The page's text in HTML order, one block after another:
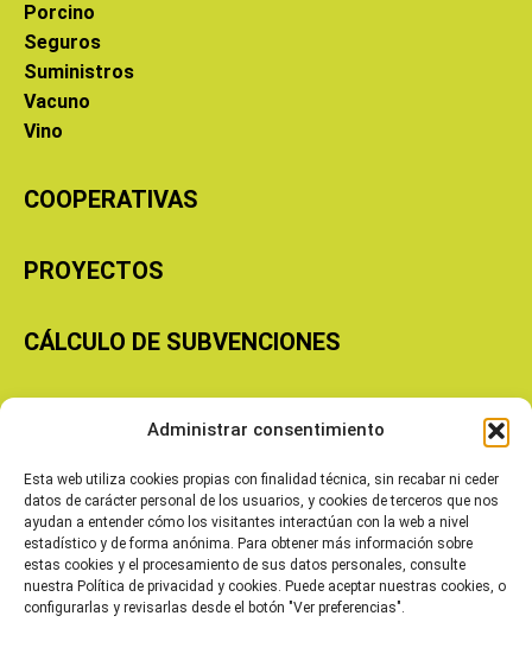
Administrar consentimiento
Esta web utiliza cookies propias con finalidad técnica, sin recabar ni ceder
datos de carácter personal de los usuarios, y cookies de terceros que nos
ayudan a entender cómo los visitantes interactúan con la web a nivel
estadístico y de forma anónima. Para obtener más información sobre
estas cookies y el procesamiento de sus datos personales, consulte
nuestra Política de privacidad y cookies. Puede aceptar nuestras cookies, o
configurarlas y revisarlas desde el botón "Ver preferencias".
Porcino
Seguros
Suministros
Vacuno
Vino
COOPERATIVAS
PROYECTOS
CÁLCULO DE SUBVENCIONES